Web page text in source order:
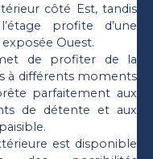
côté Est, tandis
profite d’une
Ouest.
de profiter de la
à différents moments
parfaitement aux
de détente et aux
est disponible